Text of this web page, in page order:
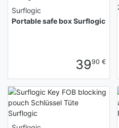
Surflogic
Portable safe box Surflogic
3990 €